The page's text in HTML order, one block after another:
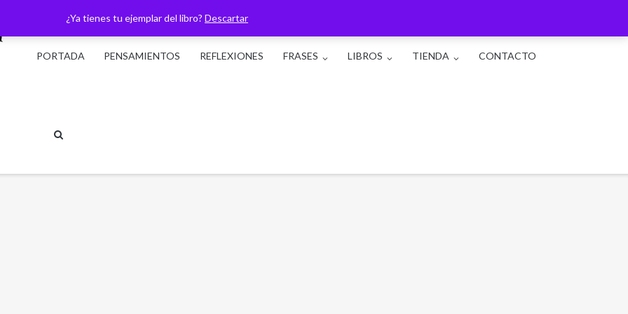
¿Ya tienes tu ejemplar del libro? Descartar
PORTADA
PENSAMIENTOS REFLEXIONES FRASES LIBROS TIENDA CONTACTO